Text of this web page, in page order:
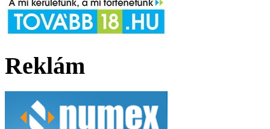
Reklám